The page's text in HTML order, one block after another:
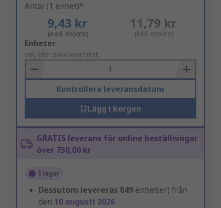
Antal (1 enhet)*
9,43 kr
(exkl. moms)
11,79 kr
(inkl. moms)
Add
to
Basket
Enheter
välj eller skriv kvantitet
Kontrollera leveransdatum
Lägg i korgen
GRATIS leverans för online beställningar
över 750,00 kr
I lager
Dessutom levereras 849 enhet(er) från
den 10 augusti 2026